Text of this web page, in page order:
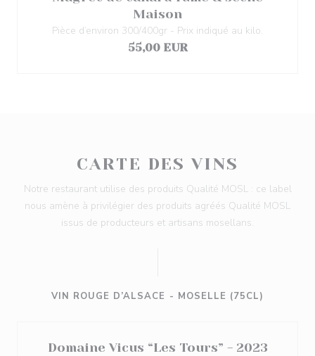
Maison
Pièce d’environ 300/400gr - Prix indiqué au kilo.
55,00 EUR
CARTE DES VINS
Notre restaurant utilise des produits Qualité MOSL : ce label
nous amène à privilégier des produits agréés Qualité MOSL
issus de producteurs et artisans mosellans.
VIN ROUGE D’ALSACE - MOSELLE (75CL)
Domaine Vicus “Les Tours” - 2023